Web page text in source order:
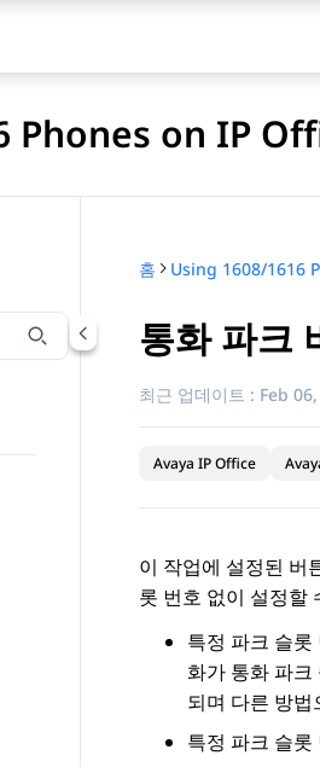
Phones on IP
면 입력합니다.
홈 Using 1608/1616
통화 파크
최근 업데이트 : Feb
Avaya IP Office
이 작업에 설정된 버
롯 번호 없이 설정할
특정 파크 슬
화가 통화 파
되며 다른 방
특정 파크 슬